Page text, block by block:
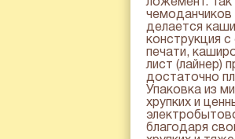
ложемент. Так
чемоданчиков
делается
конструкция
печати,
лист (лайнер)
достаточно
Упаковка из
хрупких и
благодаря